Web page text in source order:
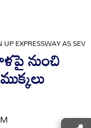
UP EXPRESSWAY AS
నుంచి